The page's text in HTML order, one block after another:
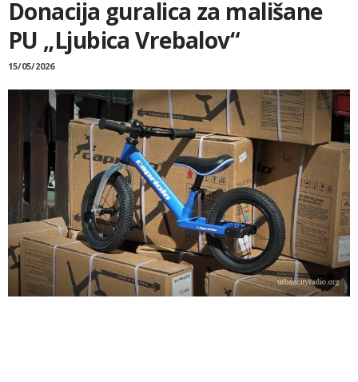
Donacija guralica za mališane
PU „Ljubica Vrebalov“
15/05/2026